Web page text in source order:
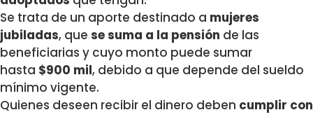
Se trata de un aporte destinado a mujeres
jubiladas, que se suma a la pensión de las
beneficiarias y cuyo monto puede sumar
hasta $900 mil, debido a que depende del sueldo
mínimo vigente.
Quienes deseen recibir el dinero deben cumplir con